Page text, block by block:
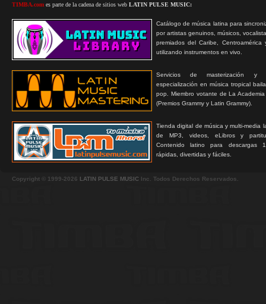
TIMBA.com es parte de la cadena de sitios web LATIN PULSE MUSIC:
Catálogo de música latina para
por artistas genuinos, músicos,
premiados del Caribe, Centroamérica
utilizando instrumentos en vivo.
Servicios de masterización y
especialización en música tropical
pop. Miembro votante de La
(Premios Grammy y Latin Grammy).
Tienda digital de música y multi-media
de MP3, videos, eLibros y
Contenido latino para descargas
rápidas, divertidas y fáciles.
Copyright © 1999-2026 LATIN PULSE MUSIC Inc. Todos Derechos Reservados.